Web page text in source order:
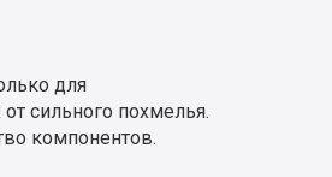
для
сильного похмелья.
компонентов.